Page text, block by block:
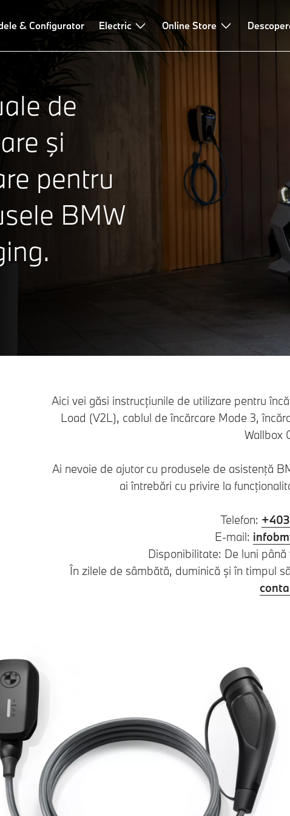
& Configurator Electric Online Store
de
şi
pentru
BMW
Vehicle-to-Load Cablu încărcare Mod 3 Flexible Fast
Aici vei găsi instrucțiunile de utilizare pentru
Load (V2L), cablul de încărcare Mode 3,
Wallbox
Ai nevoie de ajutor cu produsele de asistenţă
ai întrebări cu privire la
Telefon:
E-mail:
Disponibilitate: De luni
În zilele de sâmbătă, duminică și în timpul